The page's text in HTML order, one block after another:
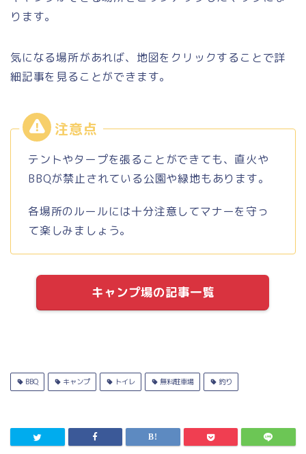
ります。
気になる場所があれば、地図をクリックすることで詳
細記事を見ることができます。
テントやタープを張ることができても、直火や
BBQが禁止されている公園や緑地もあります。
各場所のルールには十分注意してマナーを守っ
て楽しみましょう。
キャンプ場の記事一覧
BBQ キャンプ トイレ 無料駐車場 釣り